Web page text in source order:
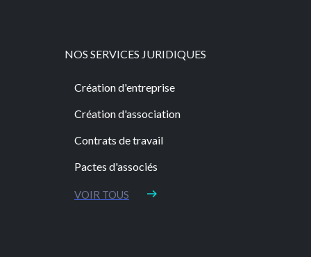
NOS SERVICES JURIDIQUES
Création d'entreprise
Création d'association
Contrats de travail
Pactes d'associés
VOIR TOUS